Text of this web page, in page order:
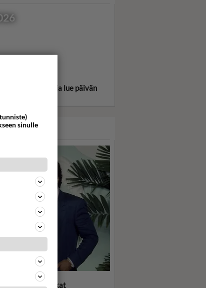
tähtimerkkisi ja lue päivän
Miami Vice -
sukkia! Reiskat
sinulle